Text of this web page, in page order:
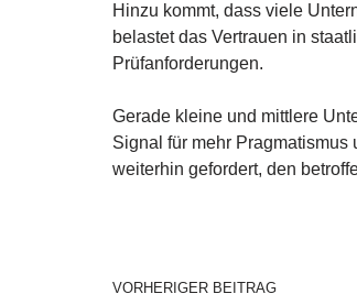
Hinzu kommt, dass viele
belastet das Vertrauen in
Prüfanforderungen.
Gerade kleine und mittlere
Signal für mehr
weiterhin gefordert, den
VORHERIGER BEITRAG